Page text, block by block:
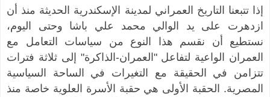
إذا تتبعنا التاريخ العمراني لمدينة الإسكندرية الحديثة منذ أن
ازدهرت على يد الوالي محمد علي باشا وحتى اليوم،
نستطيع أن نقسم هذا النوع من سياسات التعامل مع
العمران الواعية لتفاعل "العمران-الذاكرة" إلى ثلاثة فترات
تتزامن في الحقيقة مع التغيرات في الساحة السياسية
المصرية. الحقبة الأولى هي حقبة الأسرة العلوية خاصة منذ